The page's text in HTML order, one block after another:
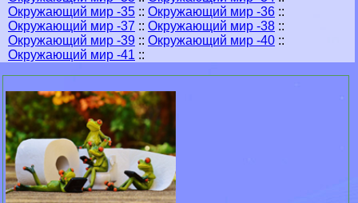
Окружающий мир -35 :: Окружающий мир -36 ::
Окружающий мир -37 :: Окружающий мир -38 ::
Окружающий мир -39 :: Окружающий мир -40 ::
Окружающий мир -41 ::